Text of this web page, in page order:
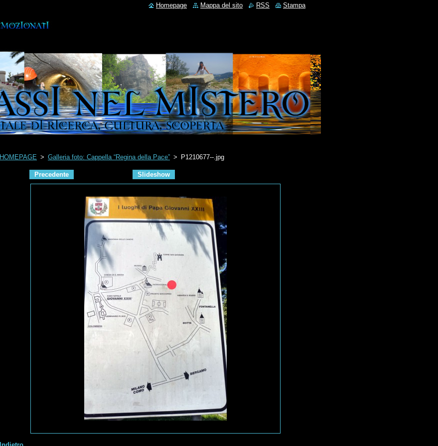
HOMEPAGE > Galleria foto: Cappella “Regina della Pace” > P1210677--.jpg
Precedente Slideshow
Homepage Mappa del sito RSS Stampa